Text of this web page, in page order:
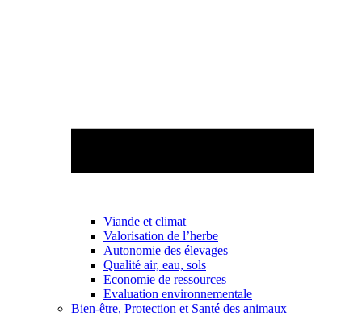
Viande et climat
Valorisation de l’herbe
Autonomie des élevages
Qualité air, eau, sols
Economie de ressources
Evaluation environnementale
Bien-être, Protection et Santé des animaux